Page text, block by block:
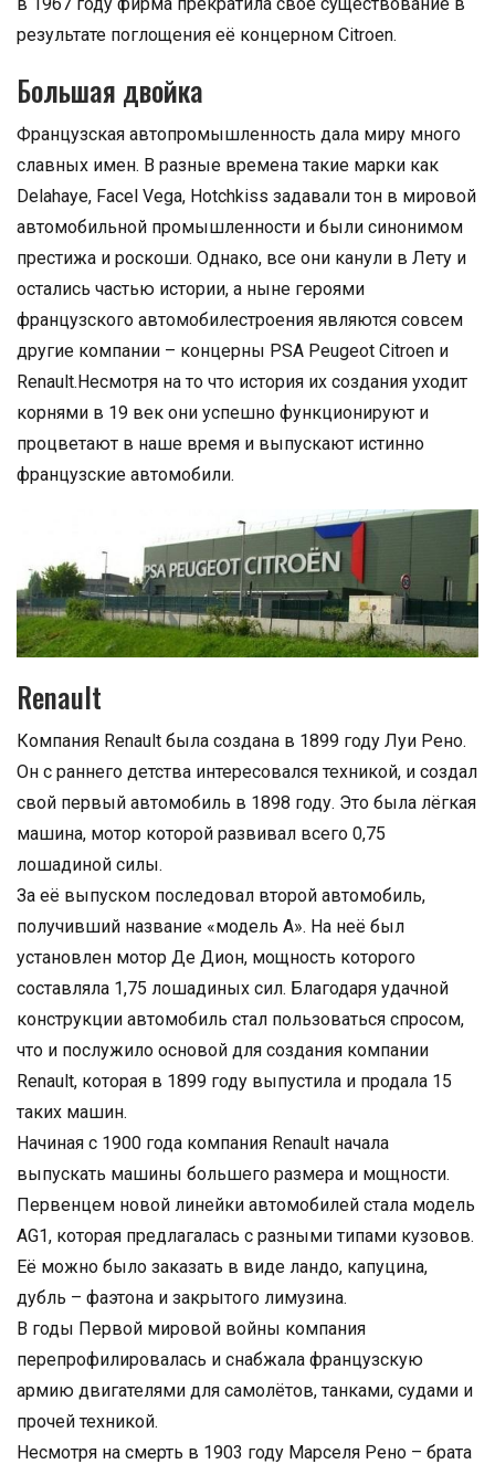
результате поглощения её концерном Citroen.
Большая двойка
Французская автопромышленность дала миру много
славных имен. В разные времена такие марки как
Delahaye, Facel Vega, Hotchkiss задавали тон в мировой
автомобильной промышленности и были синонимом
престижа и роскоши. Однако, все они канули в Лету и
остались частью истории, а ныне героями
французского автомобилестроения являются совсем
другие компании – концерны PSA Peugeot Citroen и
Renault.Несмотря на то что история их создания уходит
корнями в 19 век они успешно функционируют и
процветают в наше время и выпускают истинно
французские автомобили.
Renault
Компания Renault была создана в 1899 году Луи Рено.
Он с раннего детства интересовался техникой, и создал
свой первый автомобиль в 1898 году. Это была лёгкая
машина, мотор которой развивал всего 0,75
лошадиной силы.
За её выпуском последовал второй автомобиль,
получивший название «модель A». На неё был
установлен мотор Де Дион, мощность которого
составляла 1,75 лошадиных сил. Благодаря удачной
конструкции автомобиль стал пользоваться спросом,
что и послужило основой для создания компании
Renault, которая в 1899 году выпустила и продала 15
таких машин.
Начиная с 1900 года компания Renault начала
выпускать машины большего размера и мощности.
Первенцем новой линейки автомобилей стала модель
AG1, которая предлагалась с разными типами кузовов.
Её можно было заказать в виде ландо, капуцина,
дубль – фаэтона и закрытого лимузина.
В годы Первой мировой войны компания
перепрофилировалась и снабжала французскую
армию двигателями для самолётов, танками, судами и
прочей техникой.
Несмотря на смерть в 1903 году Марселя Рено – брата